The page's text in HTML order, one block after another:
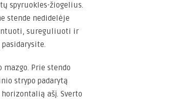
spyruokles-žiogelius.
stende nedidelėje
sureguliuoti ir
Prie stendo
strypo padarytą
ašį. Sverto